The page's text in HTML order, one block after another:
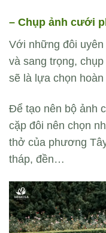
– Chụp ảnh cưới
Với những đôi
và sang trọng,
sẽ là lựa chọn hoàn
Để tạo nên bộ ảnh
cặp đôi nên chọn
thở của phương
tháp, đền…